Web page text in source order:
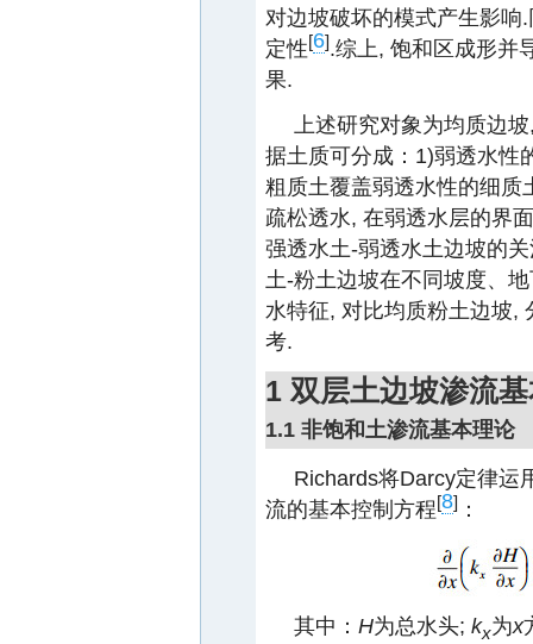
对边坡破坏的模式产生影响
定性[6].综上, 饱和区成形并
果.
上述研究对象为均质边
据土质可分成：1)弱透水性
粗质土覆盖弱透水性的细质
疏松透水, 在弱透水层的界
强透水土-弱透水土边坡的
土-粉土边坡在不同坡度、
水特征, 对比均质粉土边坡,
考.
1 双层土边坡渗流
1.1 非饱和土渗流基本理论
Richards将Darcy定律运
流的基本控制方程[8] ：
其中： H为总水头; kx为x